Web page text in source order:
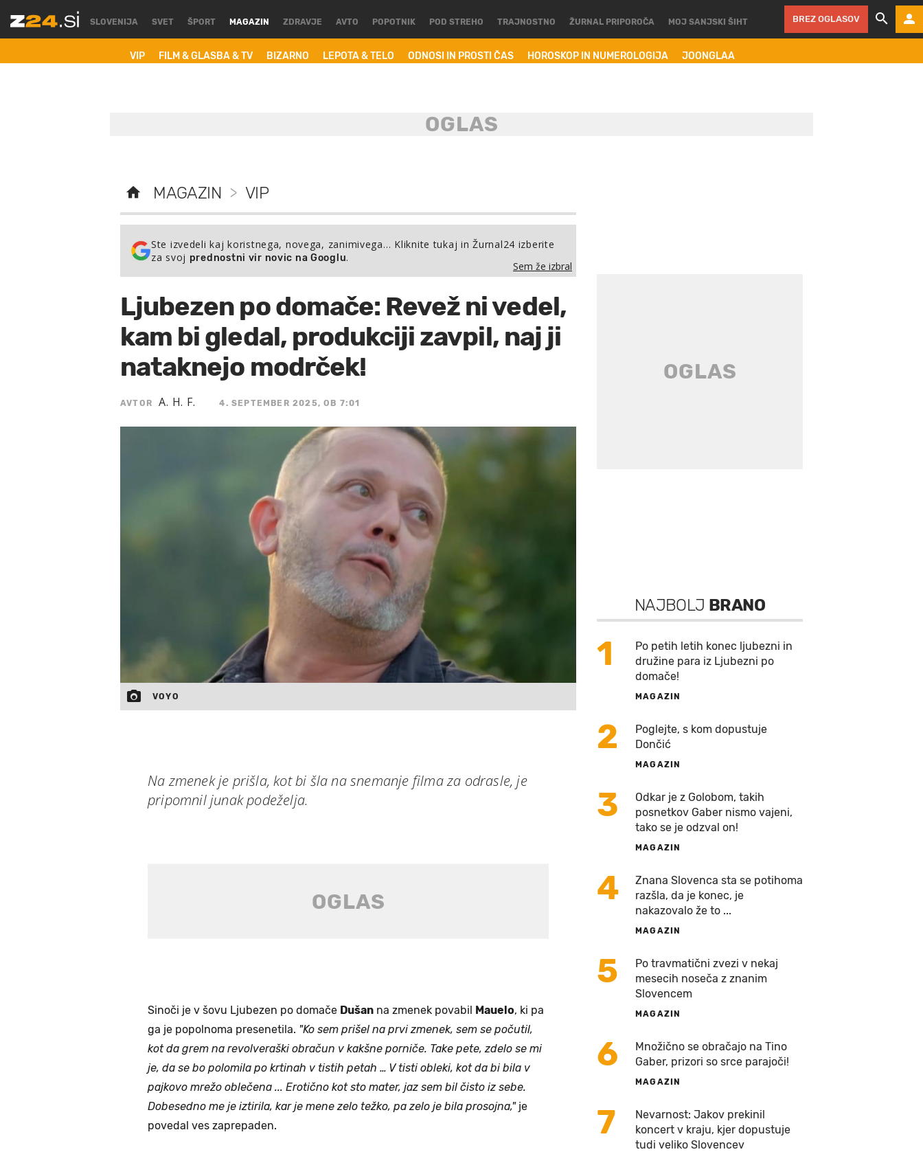
SLOVENIJA SVET ŠPORT MAGAZIN
VIP FILM & GLASBA & TV BIZARNO LEPOTA & TELO ODNOSI IN PROSTI ČAS HOROSKOP IN NUMEROLOGIJA JOONGLAA
ZDRAVJE AVTO POPOTNIK POD STREHO TRAJNOSTNO ŽURNAL PRIPOROČA MOJ SANJSKI ŠIHT BREZ OGLASOV
MAGAZIN > VIP
Ste izvedeli kaj koristnega, novega, zanimivega… Kliknite tukaj in Žurnal24 izberite
za svoj prednostni vir novic na Googlu.
Sem že izbral
Ljubezen po domače: Revež ni vedel,
kam bi gledal, produkciji zavpil, naj ji
nataknejo modrček!
AVTOR A. H. F. 4. SEPTEMBER 2025, OB 7:01
VOYO
Na zmenek je prišla, kot bi šla na snemanje filma za odrasle, je
pripomnil junak podeželja.
Sinoči je v šovu Ljubezen po domače Dušan na zmenek povabil Mauelo, ki pa
ga je popolnoma presenetila. "Ko sem prišel na prvi zmenek, sem se počutil,
kot da grem na revolveraški obračun v kakšne porniče. Take pete, zdelo se mi
je, da se bo polomila po krtinah v tistih petah … V tisti obleki, kot da bi bila v
pajkovo mrežo oblečena ... Erotično kot sto mater, jaz sem bil čisto iz sebe.
Dobesedno me je iztirila, kar je mene zelo težko, pa zelo je bila prosojna,"je
povedal ves zaprepaden.
NAJBOLJ BRANO
1
Po petih letih konec ljubezni in
družine para iz Ljubezni po
domače!
MAGAZIN
2
Poglejte, s kom dopustuje
Dončić
MAGAZIN
3
Odkar je z Golobom, takih
posnetkov Gaber nismo vajeni,
tako se je odzval on!
MAGAZIN
4
Znana Slovenca sta se potihoma
razšla, da je konec, je
nakazovalo že to ...
MAGAZIN
5
Po travmatični zvezi v nekaj
mesecih noseča z znanim
Slovencem
MAGAZIN
6
Množično se obračajo na Tino
Gaber, prizori so srce parajoči!
MAGAZIN
7
Nevarnost: Jakov prekinil
koncert v kraju, kjer dopustuje
tudi veliko Slovencev